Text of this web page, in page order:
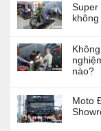
Super
nào?
Moto